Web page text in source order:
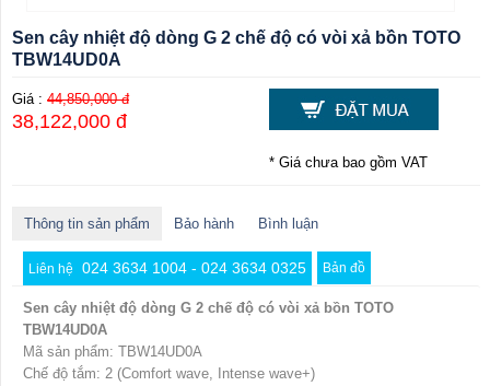
Sen cây nhiệt độ dòng G 2 chế độ có vòi xả bồn TOTO
TBW14UD0A
Giá : 44,850,000 đ
38,122,000 đ
* Giá chưa bao gồm VAT
Thông tin sản phẩm Bảo hành Bình luận
Liên hệ 024 3634 1004 - 024 3634 0325 Bản đồ
Sen cây nhiệt độ dòng G 2 chế độ có vòi xả bồn TOTO
TBW14UD0A
Mã sản phẩm: TBW14UD0A
Chế độ tắm: 2 (Comfort wave, Intense wave+)